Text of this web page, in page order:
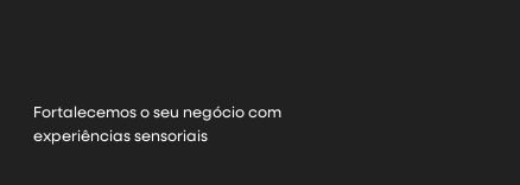
Fortalecemos o seu negócio com
experiências sensoriais